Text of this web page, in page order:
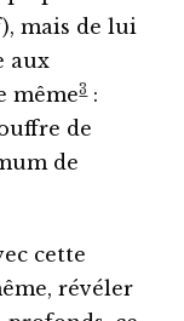
mais de lui
aux
même3:
de
de
cette
révéler